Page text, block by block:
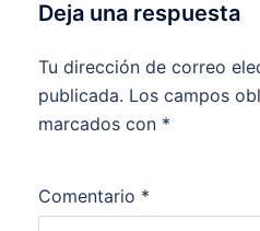
Deja una respuesta
Tu dirección de correo
publicada. Los campos
marcados con *
Comentario *